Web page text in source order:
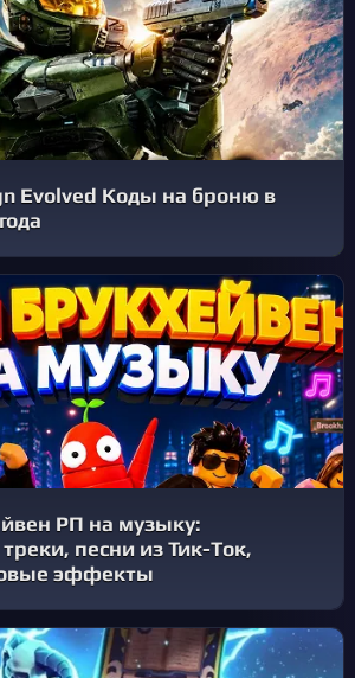
Evolved Коды на броню в
РП на музыку:
песни из Тик-Ток,
эффекты